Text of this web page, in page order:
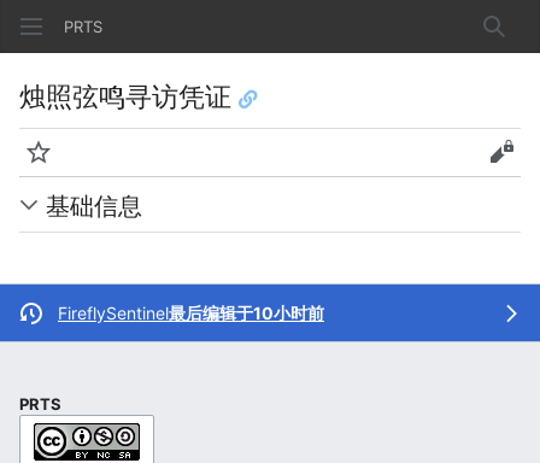
PRTS 搜索
烛照弦鸣寻访凭证
监视 查看
基础信息
FireflySentinel最后编辑于10小时前
PRTS